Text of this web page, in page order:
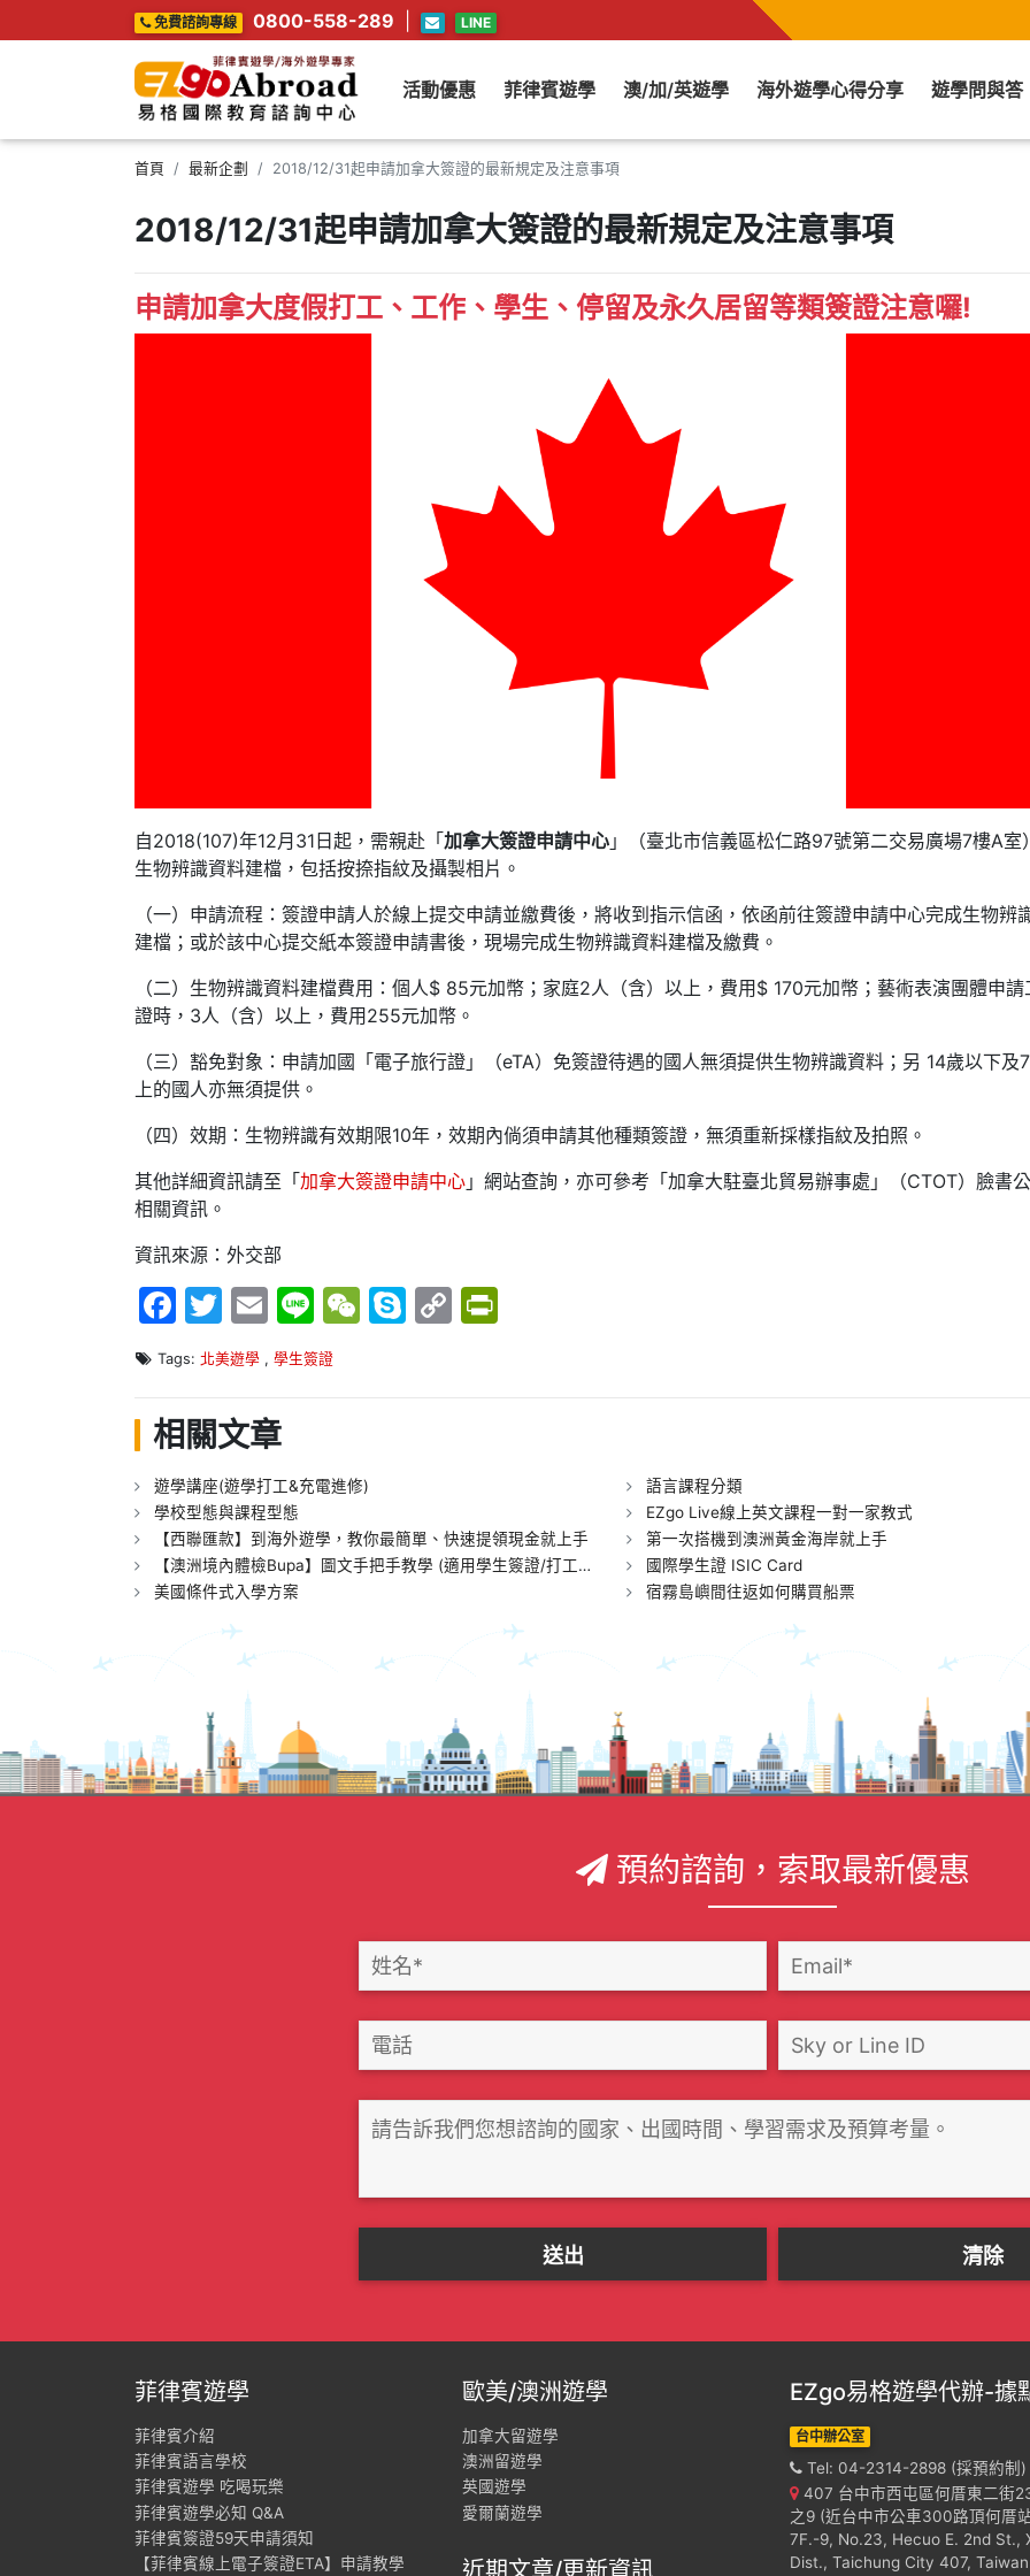
免費諮詢專線 0800-558-289 LINE
活動優惠 菲律賓遊學 澳/加/英遊學 海外遊學心得分享 遊學問與答
首頁 最新企劃 2018/12/31起申請加拿大簽證的最新規定及注意事項
2018/12/31起申請加拿大簽證的最新規定及注意事項
申請加拿大度假打工、工作、學生、停留及永久居留等類簽證注意囉!
自2018(107)年12月31日起，需親赴「加拿大簽證申請中心 」（臺北市信義區松仁路97號第二交易廣場7樓A室
生物辨識資料建檔，包括按捺指紋及攝製相片。
（一）申請流程：簽證申請人於線上提交申請並繳費後，將收到指示信函，依函前往簽證申請中心完成生物辨
建檔；或於該中心提交紙本簽證申請書後，現場完成生物辨識資料建檔及繳費。
（二）生物辨識資料建檔費用：個人$ 85元加幣；家庭2人（含）以上，費用$ 170元加幣；藝術表演團體申請
證時，3人（含）以上，費用255元加幣。
（三）豁免對象：申請加國「電子旅行證」（eTA）免簽證待遇的國人無須提供生物辨識資料；另 14歲以下及
上的國人亦無須提供。
（四）效期：生物辨識有效期限10年，效期內倘須申請其他種類簽證，無須重新採樣指紋及拍照。
其他詳細資訊請至「加拿大簽證申請中心 」網站查詢，亦可參考「加拿大駐臺北貿易辦事處」（CTOT）臉書
相關資訊。
資訊來源：外交部
Facebook
Twitter
Email
LineWeChat
Skype
Copy
Tags:北美遊學 ,學生簽證
相關文章
遊學講座(遊學打工&充電進修)
語言課程分類
學校型態與課程型態
EZgo Live線上英文課程一對一家教式
【西聯匯款】到海外遊學，教你最簡單、快速提領現金就上手
第一次搭機到澳洲黃金海岸就上手
【澳洲境內體檢Bupa】圖文手把手教學 (適用學生簽證/打工度假簽證)
國際學生證 ISIC Card
美國條件式入學方案
宿霧島嶼間往返如何購買船票
海外遊學心得分享 海外遊學心得分享
預約諮詢，索取最新優惠
菲律賓遊學
菲律賓介紹
菲律賓語言學校
菲律賓遊學 吃喝玩樂
菲律賓遊學必知 Q&A
菲律賓簽證59天申請須知
【菲律賓線上電子簽證ETA】申請教學
歐美/澳洲遊學
加拿大留遊學
澳洲留遊學
英國遊學
愛爾蘭遊學
近期文章/更新資訊
EZgo易格遊學代辦-據
台中辦公室
Tel: 04-2314-2898 (採預約制)
407 台中市西屯區何厝東二街
之9 (近台中市公車300路頂何厝
7F.-9, No.23, Hecuo E. 2nd St.,
Dist., Taichung City 407, Taiwan